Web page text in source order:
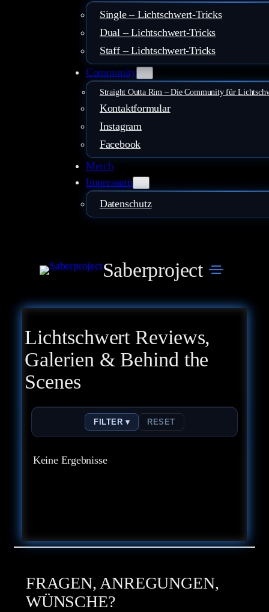
Single – Lichtschwert-Tricks
Dual – Lichtschwert-Tricks
Staff – Lichtschwert-Tricks
Community
Straight Outta Rim – Die Community für
Kontaktformular
Instagram
Facebook
Merch
Impressum
Datenschutz
Saberproject
Lichtschwert Reviews,
Galerien & Behind the
Scenes
FILTER ▾ RESET
Keine Ergebnisse
FRAGEN, ANREGUNGEN,
WÜNSCHE?